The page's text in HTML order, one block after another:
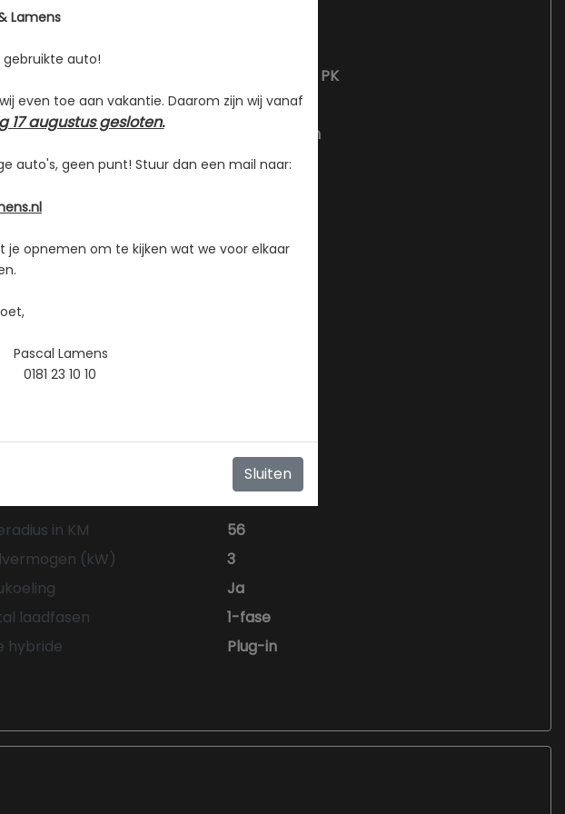
cilinders
165 kW / 224 PK
200 km/h
(0-100 km/h)
9.2 seconden
aantal toeren per minuut 5500 RPM
in KM
56
(kW)
3
Ja
laadfasen
1-fase
hybride Plug-in
Lamens
gebruikte auto!
even toe aan vakantie. Daarom zijn wij vanaf
augustus gesloten.
auto's, geen punt! Stuur dan een mail naar:
opnemen om te kijken wat we voor elkaar
Lamens
23 10 10
Sluiten